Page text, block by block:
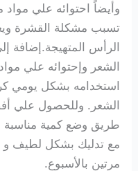
وأيضاً احتوائه علي
تسبب مشكلة القشرة
الرأس المتهيجة.إضافة
الشعر وإحتوائه علي
استخدامه بشكل يومي
الشعر. وللحصول علي
طريق وضع كمية مناسبة
مع تدليك بشكل لطيف و
مرتين بالأسبوع.